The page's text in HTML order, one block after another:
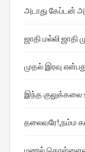
அடாது கேப்டன்
ஜாதி மல்லி ஜாதி
முதல் இரவு
இந்த குலுக்கலை
தலைவரே!,நம்ம
மணல்